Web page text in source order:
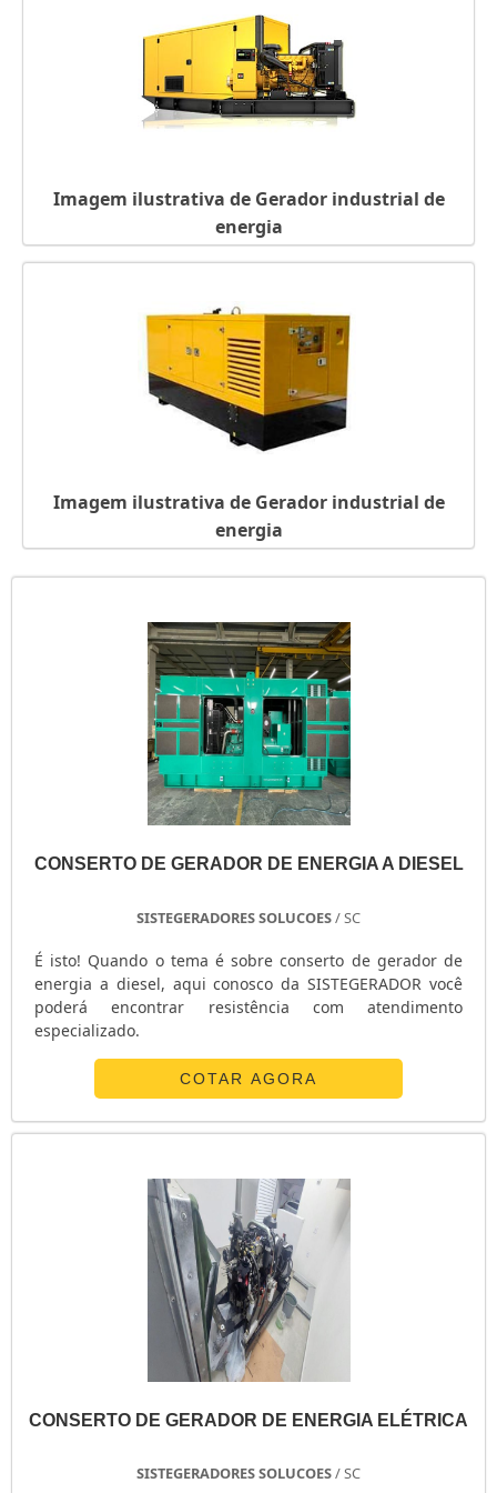
GERADORES DIESEL USADOS PARA VENDA
GERADORES DIESEL PEQUENO PORTE
GERADORES DE ENERGIA FÍSICA
GERADORES DE ENERGIA ELÉTRICA EM SP
GERADOR TRIFÁSICO A DIESEL
GERADOR TRIFÁSICO 380V
GERADOR TRIFÁSICO 10KVA
GERADOR SEM MOTOR
GERADOR PORTÁTIL SILENCIOSO
GERADOR PORTÁTIL SILENCIOSO PREÇO
GERADOR PORTÁTIL HONDA
GERADOR PORTÁTIL A GASOLINA
GERADOR PARA SHOW
GERADOR PARA RESIDÊNCIA
GERADOR PARA RESIDÊNCIA PREÇO
GERADOR PARA LOCAÇÃO SÃO PAULO
GERADOR PARA AR CONDICIONADO
GERADOR MOTOMIL
GERADOR MENOR PREÇO
GERADOR ELÉTRICO DIESEL USADO
GERADOR DIESEL RESIDENCIAL
GERADOR DIESEL PORTÁTIL
GERADOR DIESEL 8KVA
GERADOR DIESEL 6KVA TRIFÁSICO
GERADOR DE VAPOR
GERADOR DE VAPOR ALBACETE
GERADOR DE VAPOR A GÁS PARA SAUNA
GERADOR DE ENERGIA USADO PARA VENDER
GERADOR DE ENERGIA USADO A VENDA
GERADOR DE ENERGIA TRIFÁSICO 220V
GERADOR DE ENERGIA SOLAR
GERADOR DE ENERGIA SOLAR PREÇO
GERADOR DE ENERGIA SOLAR PORTÁTIL
GERADOR DE ENERGIA MENOR PREÇO
Imagem ilustrativa de Gerador industrial de
energia
Imagem ilustrativa de Gerador industrial de
energia
CONSERTO DE GERADOR DE ENERGIA A DIESEL
SISTEGERADORES SOLUCOES/ SC
É isto! Quando o tema é sobre conserto de gerador de
energia a diesel, aqui conosco da SISTEGERADOR você
poderá encontrar resistência com atendimento
especializado.
COTAR AGORA
CONSERTO DE GERADOR DE ENERGIA ELÉTRICA
SISTEGERADORES SOLUCOES/ SC